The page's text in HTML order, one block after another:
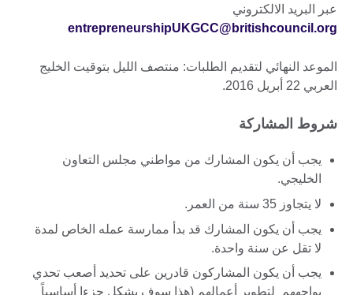
عبر البريد الالكتروني
entrepreneurshipUKGCC@britishcouncil.org
الموعد النهائي لتقديم الطلبات: منتصف الليل بتوقيت الخليج
العربي 22 أبريل 2016.
شروط المشاركة
يجب أن يكون المشارك من مواطني مجلس التعاون
الخليجي.
لا يتجاوز 35 سنة من العمر.
يجب أن يكون المشارك قد بدأ ممارسة عمله الخاص لمدة
لا تقل عن سنة واحدة.
يجب أن يكون المشاركون قادرين على تحديد أصعب تحدي
يواجههم لتطوير أعمالهم (هذا سوف يشكل جزءا أساسياً